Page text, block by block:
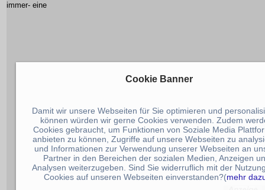
immer- eine
Cookie Banner
Damit wir unsere Webseiten für Sie optimieren und
können würden wir gerne Cookies verwenden. Zudem
Cookies gebraucht, um Funktionen von Soziale Media
anbieten zu können, Zugriffe auf unsere Webseiten zu
und Informationen zur Verwendung unserer Webseiten an
Partner in den Bereichen der sozialen Medien, Anzeigen
Analysen weiterzugeben. Sind Sie widerruflich mit der
Cookies auf unseren Webseiten einverstanden?(mehr